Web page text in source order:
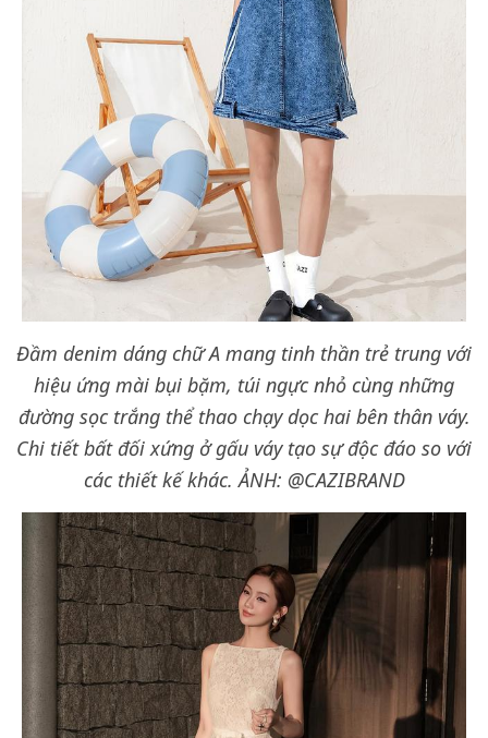
Đầm denim dáng chữ A mang tinh thần trẻ trung với
hiệu ứng mài bụi bặm, túi ngực nhỏ cùng những
đường sọc trắng thể thao chạy dọc hai bên thân váy.
Chi tiết bất đối xứng ở gấu váy tạo sự độc đáo so với
các thiết kế khác.ẢNH: @CAZIBRAND